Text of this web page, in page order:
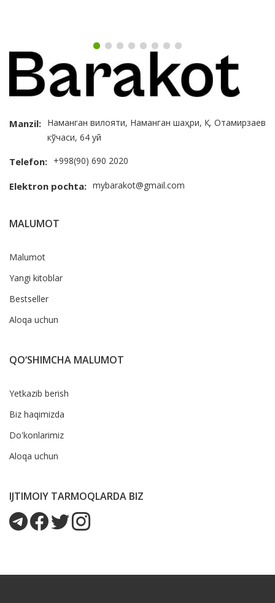
Manzil: Наманган вилояти, Наманган шаҳри, Қ. Отамирзаев
кўчаси, 64 уй
Telefon: +998(90) 690 2020
Elektron pochta: mybarakot@gmail.com
MALUMOT
Malumot
Yangi kitoblar
Bestseller
Aloqa uchun
QO‘SHIMCHA MALUMOT
Yetkazib berish
Biz haqimizda
Do'konlarimiz
Aloqa uchun
IJTIMOIY TARMOQLARDA BIZ